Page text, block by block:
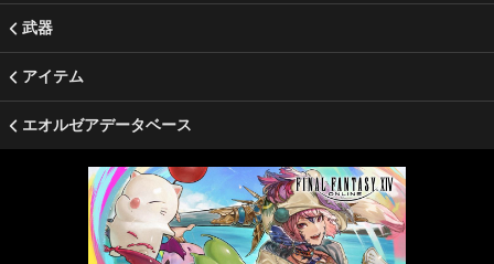
武器
アイテム
エオルゼアデータベース